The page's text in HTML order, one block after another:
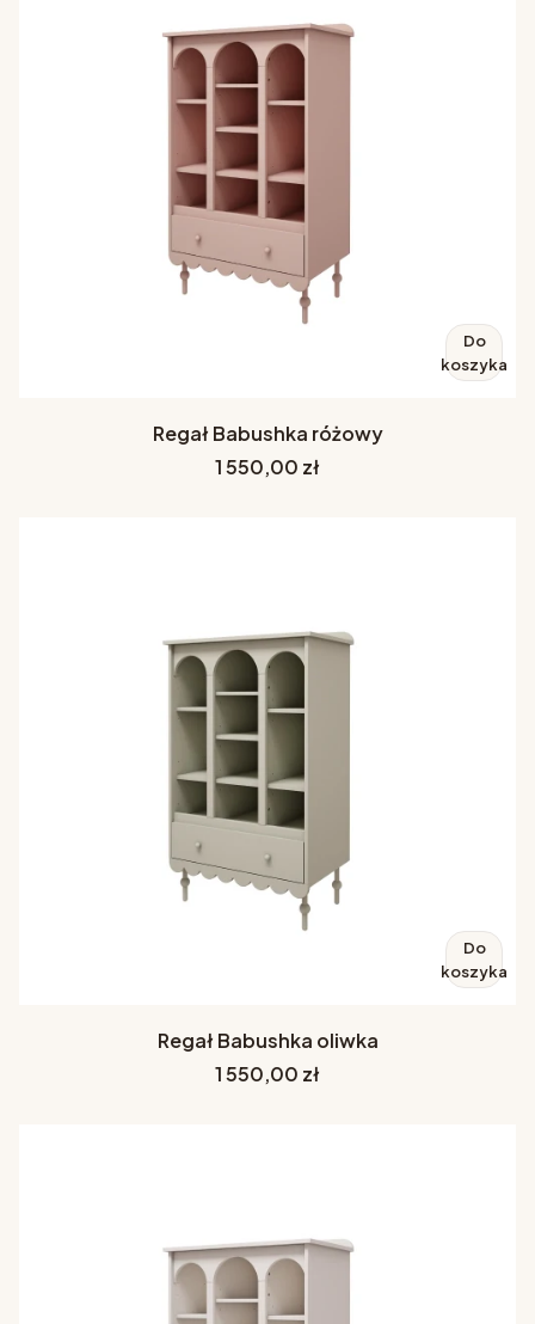
Do
koszyka
Regał Babushka różowy
Cena
1 550,00 zł
Do
koszyka
Regał Babushka oliwka
Cena
1 550,00 zł